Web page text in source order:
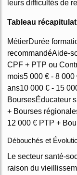
leurs difficultés de
Tableau
MétierDurée
recommandéAide-
CPF + PTP ou
mois5 000 € - 8
ans10 000 € - 15
BoursesÉducateur
+ Bourses
12 000 € PTP +
Débouchés et
Le secteur santé-
raison du